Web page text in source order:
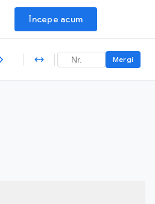
Începe acum
Mergi